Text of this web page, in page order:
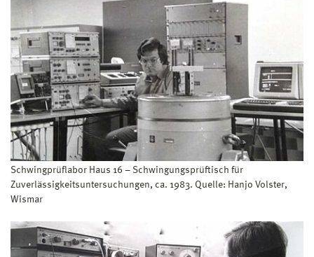
Schwingprüflabor Haus 16 – Schwingungsprüftisch für
Zuverlässigkeitsuntersuchungen, ca. 1983. Quelle: Hanjo Volster,
Wismar